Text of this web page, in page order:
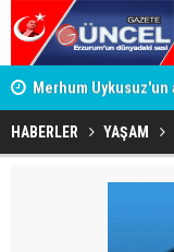
Merhum Uykusuz'un
verildi
HABERLER YAŞAM